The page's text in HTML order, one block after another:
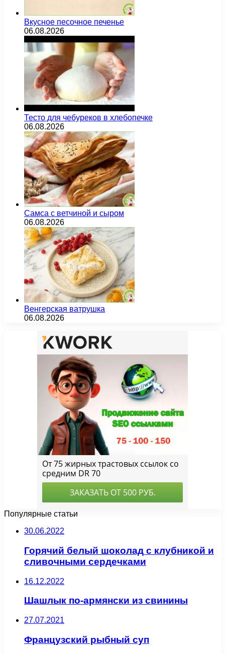
Вкусное песочное печенье
06.08.2026
Тесто для чебуреков в хлебопечке
06.08.2026
Самса с ветчиной и сыром
06.08.2026
Венгерская ватрушка
06.08.2026
Популярные статьи
30.06.2022
Горячий белый шоколад с клубникой и
сливочными сердечками
16.12.2022
Шашлык по-армянски из свинины
27.07.2021
Французский рыбный суп